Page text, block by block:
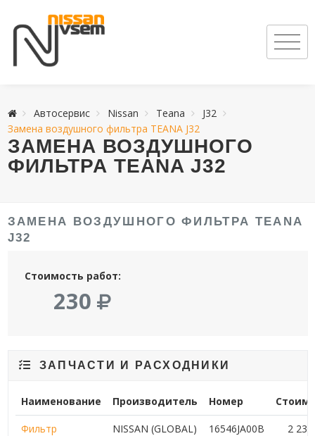
Автосервис Nissan Teana
J32
Замена воздушного фильтра TEANA J32
ЗАМЕНА ВОЗДУШНОГО
ФИЛЬТРА TEANA J32
ЗАМЕНА ВОЗДУШНОГО ФИЛЬТРА TEANA
J32
Стоимость работ:
230
ЗАПЧАСТИ И РАСХОДНИКИ
Наименование Производитель Номер
Фильтр
NISSAN (GLOBAL) 16546JA00B 2 230